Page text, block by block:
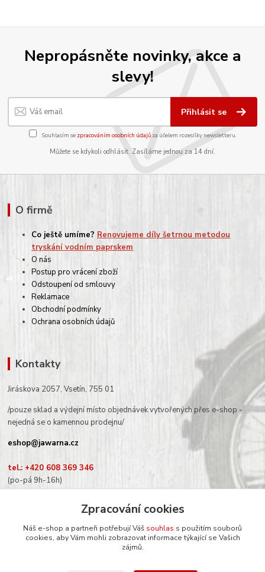
Nepropásněte novinky, akce a
slevy!
Přihlásit se
Souhlasím se zpracováním osobních údajůza účelem rozesílky newsletteru.
Můžete se kdykoli odhlásit. Zasíláme jednou za 14 dní.
O firmě
Co ještě umíme? Renovujeme díly šetrnou metodou
tryskání vodním paprskem
O nás
Postup pro vrácení zboží
Odstoupení od smlouvy
Reklamace
Obchodní podmínky
Ochrana osobních údajů
Kontakty
Jiráskova 2057, Vsetín, 755 01
/pouze sklad a výdejní místo objednávek vytvořených přes e-shop -
nejedná se o kamennou prodejnu/
eshop@jawarna.cz
tel.: +420 608 369 346
(po-pá 9h-16h)
Sledujte nás na Facebooku
Zpracování cookies
Náš e-shop a partneři potřebují Váš souhlas s použitím souborů
cookies, aby Vám mohli zobrazovat informace týkající se Vašich
zájmů.